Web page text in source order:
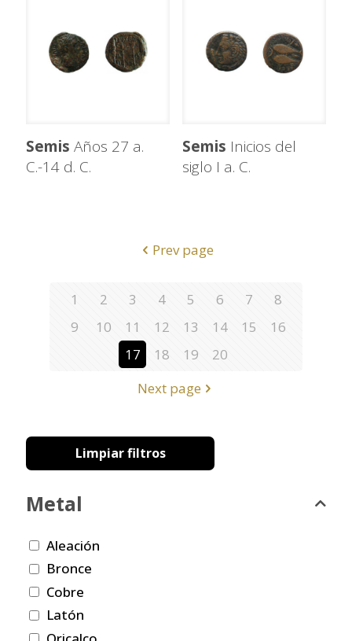
Semis Años 27 a.
C.-14 d. C.
Semis Inicios del
siglo I a. C.
Prev page
1 2 3 4 5 6 7
8
9
10 11 12 13 14 15
16
17
18 19
20
Next page
Limpiar filtros
Metal
Aleación
Bronce
Cobre
Latón